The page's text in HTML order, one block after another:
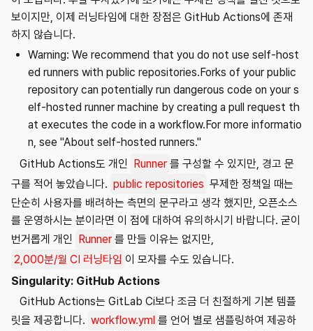
보이지만, 이제 러닝타임에 대한 장점은 GitHub Actions에 존재
하지 않습니다.
Warning: We recommend that you do not use self-host
ed runners with public repositories.Forks of your public
repository can potentially run dangerous code on your s
elf-hosted runner machine by creating a pull request th
at executes the code in a workflow.For more informatio
n, see "About self-hosted runners."
GitHub Actions도 개인
Runner 를 구성할 수 있지만, 경고 문
구를 적어 놓았습니다. public repositories 무제한 정책일 때는
단순히 사용자를 배려하는 측면의 문구라고 생각 했지만, 오픈소스
를 운영하시는 분이라면 이 점에 대하여 유의하시기 바랍니다. 굳이
번거롭게 개인
Runner 를 만들 이유는 없지만,
2,000분/월 CI 러닝타임 이 모자를 수도 있습니다.
Singularity: GitHub Actions
GitHub Actions는 GitLab Ci보다 조금 더 친절하게 기본 템플
릿을 제공합니다. workflow.yml 를 언어 별로 샘플링하여 제공하